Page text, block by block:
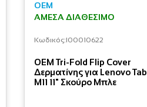
OEM
ΆΜΕΣΑ ΔΙΑΘΈΣΙΜΟ
Κωδικός:I00010622
OEM Tri-Fold Flip Cover
Δερματίνης για Lenovo Tab
M11 11" Σκούρο Μπλε